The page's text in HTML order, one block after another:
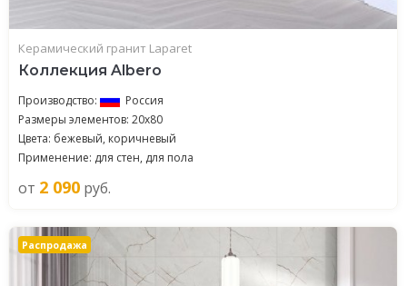
Керамический гранит Laparet
Коллекция Albero
Производство:
Россия
Размеры элементов: 20x80
Цвета: бежевый, коричневый
Применение: для стен, для пола
от 2 090 руб.
Распродажа